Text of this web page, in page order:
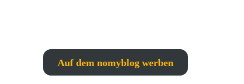
Auf dem nomyblog werben